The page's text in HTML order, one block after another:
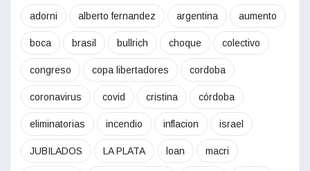
adorni alberto fernandez argentina aumento
boca brasil bullrich choque colectivo
congreso copa libertadores cordoba
coronavirus covid cristina córdoba
eliminatorias incendio inflacion israel
JUBILADOS LA PLATA loan macri